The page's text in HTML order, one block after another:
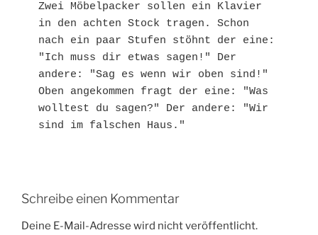
Zwei Möbelpacker sollen ein Klavier
in den achten Stock tragen. Schon
nach ein paar Stufen stöhnt der eine:
"Ich muss dir etwas sagen!" Der
andere: "Sag es wenn wir oben sind!"
Oben angekommen fragt der eine: "Was
wolltest du sagen?" Der andere: "Wir
sind im falschen Haus."
Schreibe einen Kommentar
Deine E-Mail-Adresse wird nicht veröffentlicht.